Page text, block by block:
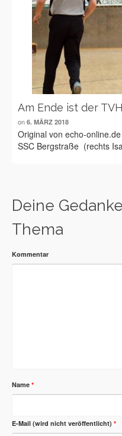
Am Ende ist der
on 6. MÄRZ 2018
Original von echo-
SSC Bergstraße (rechts
Deine
Thema
Kommentar
Name *
E-Mail (wird nicht veröffentlicht) *